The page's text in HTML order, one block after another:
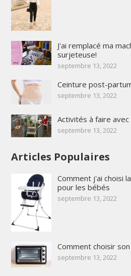
J'ai remplacé ma
surjeteuse!
septembre 13, 2022
Ceinture post-
septembre 13, 2022
Activités à faire
septembre 13, 2022
Articles Populaires
Comment j'ai choisi
pour les bébés
septembre 13, 2022
Comment choisir
septembre 13, 2022